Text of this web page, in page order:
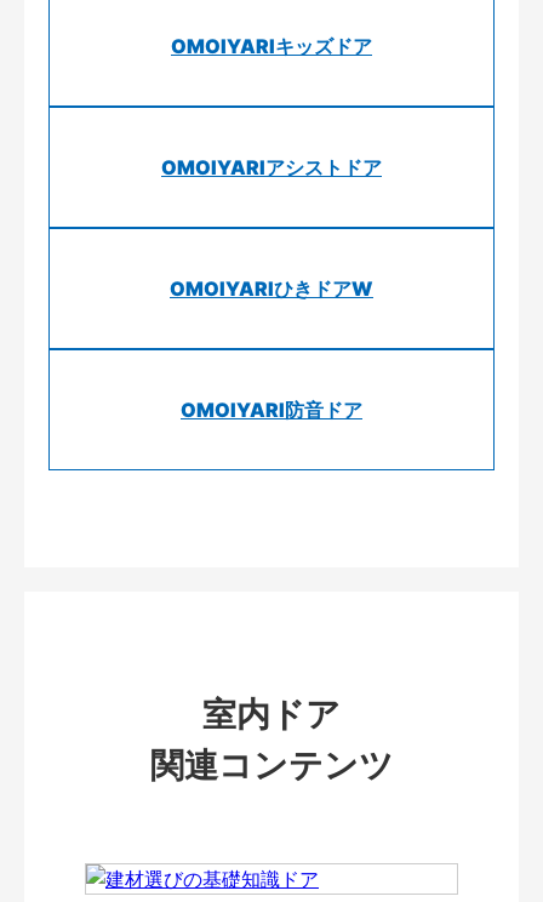
OMOIYARIキッズドア
OMOIYARIアシストドア
OMOIYARIひきドアW
OMOIYARI防音ドア
室内ドア
関連コンテンツ